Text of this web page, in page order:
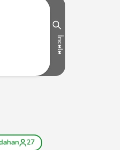
İncele
27